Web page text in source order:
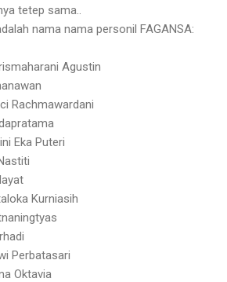
tetep sama..
nama nama personil FAGANSA:
Agustin
Rachmawardani
Eka Puteri
Kurniasih
Perbatasari
Oktavia